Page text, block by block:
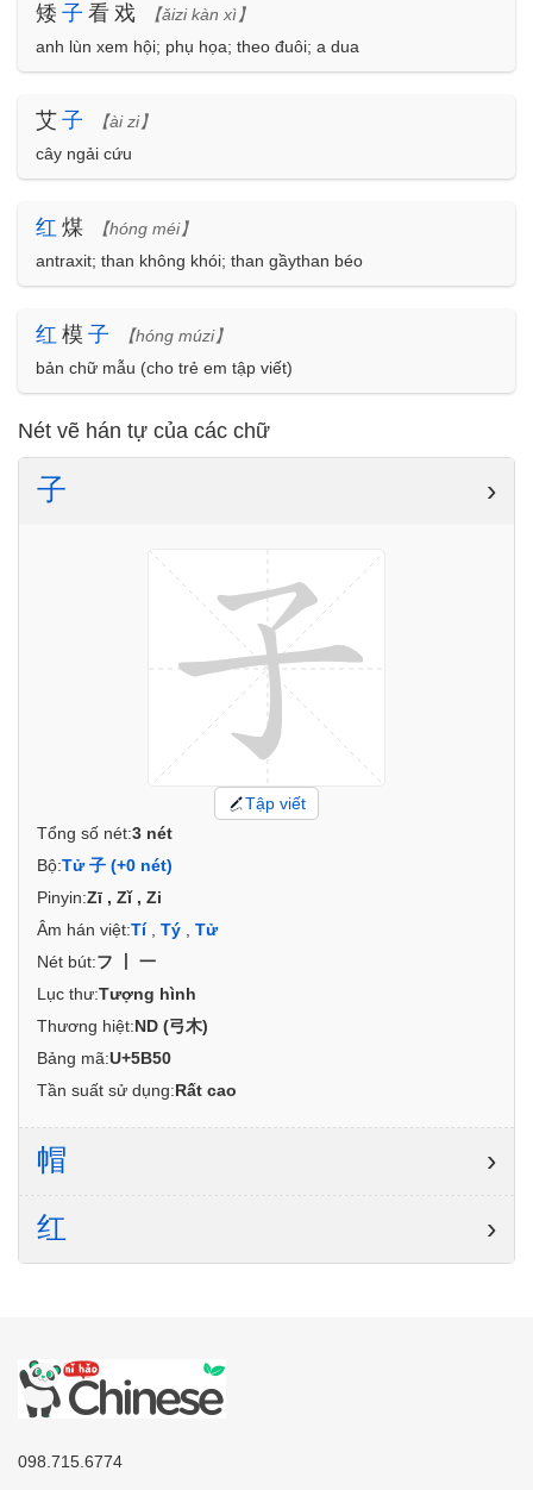
矮 子 看戏
【ǎizi kàn xì】
anh lùn xem hội; phụ họa; theo đuôi; a dua
艾 子
【ài zi】
cây ngải cứu
红 煤
【hóng méi】
antraxit; than không khói; than gầythan béo
红 模 子
【hóng múzi】
bản chữ mẫu (cho trẻ em tập viết)
Nét vẽ hán tự của các chữ
子 ›
Tập viết
Tổng số nét:3 nét
Bộ:Tử 子 (+0 nét)
Pinyin:Zī , Zǐ , Zi
Âm hán việt:Tí, Tý
Tử
Nét bút:フ丨一
Lục thư:Tượng hình
Thương hiệt:ND (弓木)
Bảng mã:U+5B50
Tần suất sử dụng:Rất cao
帽 ›
红 ›
098.715.6774